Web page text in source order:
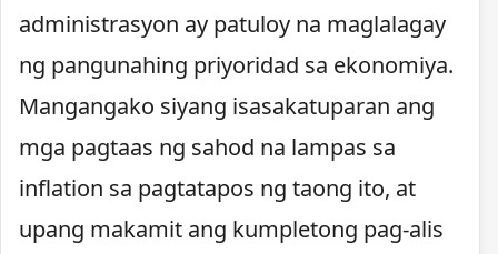
administrasyon ay patuloy na maglalagay
ng pangunahing priyoridad sa ekonomiya.
Mangangako siyang isasakatuparan ang
mga pagtaas ng sahod na lampas sa
inflation sa pagtatapos ng taong ito, at
upang makamit ang kumpletong pag-alis